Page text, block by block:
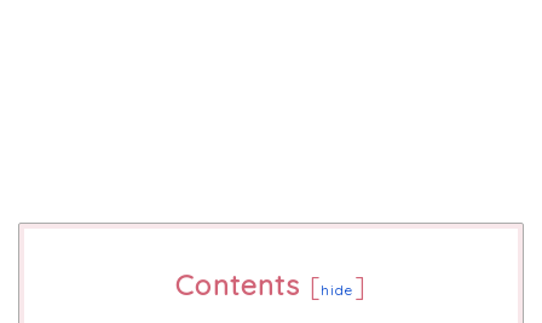
Contents [hide ]